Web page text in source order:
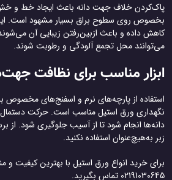
پاک‌کردن خلاف جهت دانه باعث ایجاد خط و
بخصوص روی سطوح براق بسیار مشهود است.
کاهش داده و باعث ازبین‌رفتن زیبایی آن
می‌توانند محل تجمع آلودگی و رطوبت شوند.
ابزار مناسب برای نظافت
استفاده از پارچه‌های نرم و اسفنج‌های مخصوص
نگهداری ورق استیل مناسب است. حرکت دستمال
دانه‌ها انجام شود تا از آسیب جلوگیری شود.
زبر به‌هیچ‌عنوان استفاده نکنید.
برای خرید انواع ورق استیل با بهترین کیفیت و
02191030645 تماس بگیرید.